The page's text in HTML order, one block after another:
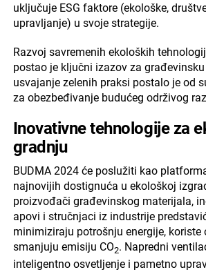
uključuje ESG faktore (ekološke,
upravljanje) u svoje strategije.
Razvoj savremenih ekoloških
postao je ključni izazov za
usvajanje zelenih praksi postalo je od
za obezbeđivanje budućeg održivog
Inovativne tehnologije za
gradnju
BUDMA 2024 će poslužiti kao
najnovijih dostignuća u ekološkoj
proizvođači građevinskog materijala,
apovi i stručnjaci iz industrije
minimiziraju potrošnju energije, koriste
smanjuju emisiju CO2. Napredni
inteligentno osvetljenje i pametno